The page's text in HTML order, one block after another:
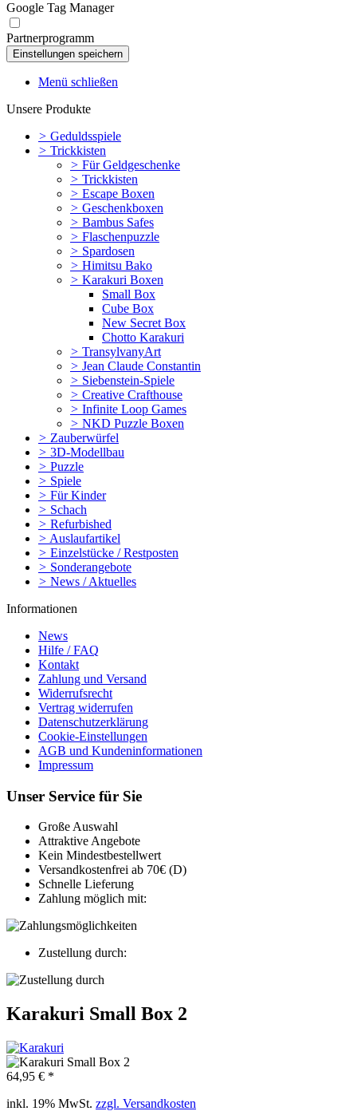
Google Tag Manager
Partnerprogramm
Menü schließen
Unsere Produkte
> Geduldsspiele
> Trickkisten
> Für Geldgeschenke
> Trickkisten
> Escape Boxen
> Geschenkboxen
> Bambus Safes
> Flaschenpuzzle
> Spardosen
> Himitsu Bako
> Karakuri Boxen
Small Box
Cube Box
New Secret Box
Chotto Karakuri
> TransylvanyArt
> Jean Claude Constantin
> Siebenstein-Spiele
> Creative Crafthouse
> Infinite Loop Games
> NKD Puzzle Boxen
> Zauberwürfel
> 3D-Modellbau
> Puzzle
> Spiele
> Für Kinder
> Schach
> Refurbished
> Auslaufartikel
> Einzelstücke / Restposten
> Sonderangebote
> News / Aktuelles
Informationen
News
Hilfe / FAQ
Kontakt
Zahlung und Versand
Widerrufsrecht
Vertrag widerrufen
Datenschutzerklärung
Cookie-Einstellungen
AGB und Kundeninformationen
Impressum
Unser Service für Sie
Große Auswahl
Attraktive Angebote
Kein Mindestbestellwert
Versandkostenfrei ab 70€ (D)
Schnelle Lieferung
Zahlung möglich mit:
Zustellung durch:
Karakuri Small Box 2
64,95 € *
inkl. 19% MwSt. zzgl. Versandkosten